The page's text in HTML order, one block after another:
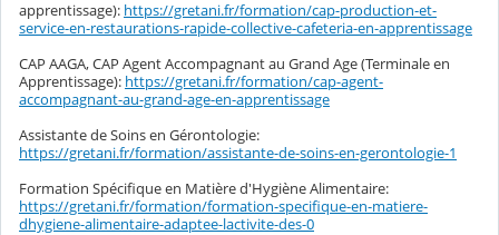
apprentissage): https://gretani.fr/formation/cap-production-et-
service-en-restaurations-rapide-collective-cafeteria-en-apprentissage
CAP AAGA, CAP Agent Accompagnant au Grand Age (Terminale en
Apprentissage): https://gretani.fr/formation/cap-agent-
accompagnant-au-grand-age-en-apprentissage
Assistante de Soins en Gérontologie:
https://gretani.fr/formation/assistante-de-soins-en-gerontologie-1
Formation Spécifique en Matière d'Hygiène Alimentaire:
https://gretani.fr/formation/formation-specifique-en-matiere-
dhygiene-alimentaire-adaptee-lactivite-des-0